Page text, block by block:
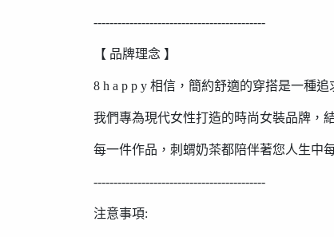
-------------------------------------------
【 品牌理念 】
8 h a p p y 相信，簡約舒適的穿搭是一種
我們專為現代女性打造的時尚女裝品牌，
每一件作品，刺蝟奶茶都陪伴著您人生中
-------------------------------------------
注意事項: